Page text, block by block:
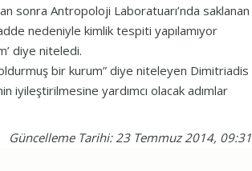
sonra Antropoloji Laboratuarı’nda saklanan
nedeniyle kimlik tespiti yapılamıyor
diye niteledi.
bir kurum” diye niteleyen Dimitriadis
iyileştirilmesine yardımcı olacak adımlar
Güncelleme Tarihi: 23 Temmuz 2014, 09:31